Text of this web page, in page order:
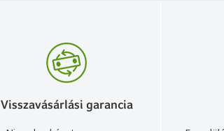
Visszavásárlási garancia